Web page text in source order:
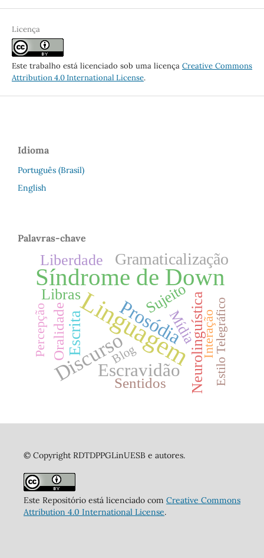
Licença
Este trabalho está licenciado sob uma licençaCreative Commons
Attribution 4.0 International License.
Idioma
Português (Brasil)
English
Palavras-chave
Linguagem
Síndrome de Down
Discurso
Prosódia
Escravidão
Escrita
Gramaticalização
Libras Neurolinguística
Liberdade
Sujeito
Sentidos
Mídia
Oralidade
Percepção InteraçãoEstilo Telegráfico
Blog
© Copyright RDTDPPGLinUESB e autores.
Este Repositório está licenciado comCreative Commons
Attribution 4.0 International License.